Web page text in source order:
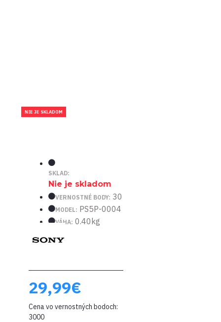
NIE JE SKLADOM
SKLAD:
Nie je skladom
VERNOSTNÉ BODY: 30
MODEL: PS5P-0004
VÁHA: 0.40kg
29,99€
Cena vo vernostných bodoch:
3000